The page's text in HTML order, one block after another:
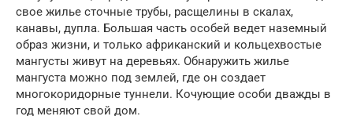
свое жилье сточные трубы, расщелины в скалах,
канавы, дупла. Большая часть особей ведет наземный
образ жизни, и только африканский и кольцехвостые
мангусты живут на деревьях. Обнаружить жилье
мангуста можно под землей, где он создает
многокоридорные туннели. Кочующие особи дважды в
год меняют свой дом.